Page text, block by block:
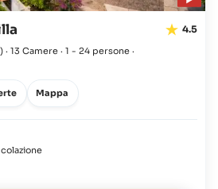
4.5
· 13 Camere · 1 - 24 persone ·
Mappa